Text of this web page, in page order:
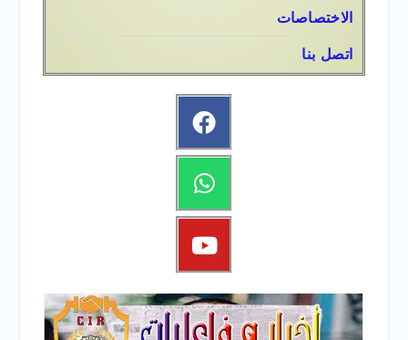
الاختصاصات
اتصل بنا